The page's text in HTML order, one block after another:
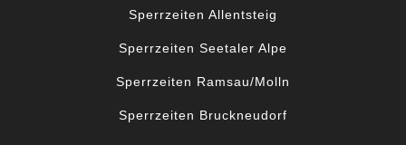
Sperrzeiten Allentsteig
Sperrzeiten Seetaler Alpe
Sperrzeiten Ramsau/Molln
Sperrzeiten Bruckneudorf